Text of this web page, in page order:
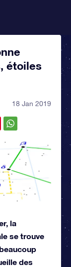
étoiles
18 Jan 2019
la
se trouve
des